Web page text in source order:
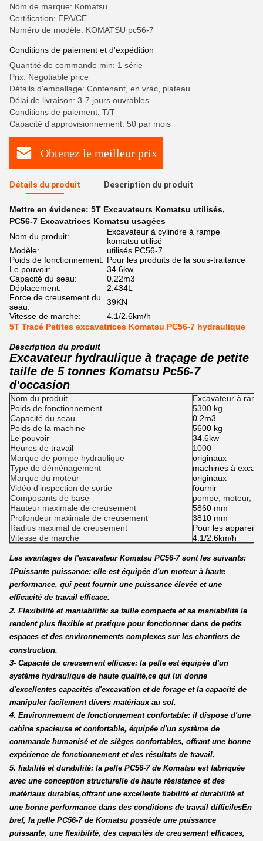
Nom de marque: Komatsu
Certification: EPA/CE
Numéro de modèle: KOMATSU pc56-7
Conditions de paiement et d'expédition
Quantité de commande min: 1 série
Prix: Negotiable price
Détails d'emballage: Contenant, en vrac, plateau
Délai de livraison: 3-7 jours ouvrables
Conditions de paiement: T/T
Capacité d'approvisionnement: 50 par mois
Obtenez le meilleur prix
Détails du produit Description du produit
Mettre en évidence: 5T Excavateurs Komatsu utilisés,
PC56-7 Excavatrices Komatsu usagées
Nom du produit:
Excavateur à cylindre à rampe
komatsu utilisé
Modèle:
utilisés PC56-7
Poids de fonctionnement: Pour les produits de la sous-traitance
Le pouvoir:
34.6kw
Capacité du seau:
0.22m3
Déplacement:
2.434L
Force de creusement du
seau:
39KN
Vitesse de marche:
4.1/2.6km/h
5T Tracé Petites excavatrices Komatsu PC56-7 hydraulique
Description du produit
Excavateur hydraulique à traçage de petite
taille de 5 tonnes Komatsu Pc56-7
d'occasion
Nom du produit
Excavateur à
Poids de fonctionnement
5300 kg
Capacité du seau
0.2m3
Poids de la machine
5600 kg
Le pouvoir
34.6kw
Heures de travail
1000
Marque de pompe hydraulique
originaux
Type de déménagement
machines à
Marque du moteur
originaux
Vidéo d'inspection de sortie
fournir
Composants de base
pompe, moteur,
Hauteur maximale de creusement
5860 mm
Profondeur maximale de creusement
3810 mm
Radius maximal de creusement
Pour les appareils
Vitesse de marche
4.1/2.6km/h
Les avantages de l'excavateur Komatsu PC56-7 sont les suivants:
1Puissante puissance: elle est équipée d'un moteur à haute
performance, qui peut fournir une puissance élevée et une
efficacité de travail efficace.
2. Flexibilité et maniabilité: sa taille compacte et sa maniabilité le
rendent plus flexible et pratique pour fonctionner dans de petits
espaces et des environnements complexes sur les chantiers de
construction.
3- Capacité de creusement efficace: la pelle est équipée d'un
système hydraulique de haute qualité,ce qui lui donne
d'excellentes capacités d'excavation et de forage et la capacité de
manipuler facilement divers matériaux au sol.
4. Environnement de fonctionnement confortable: il dispose d'une
cabine spacieuse et confortable, équipée d'un système de
commande humanisé et de sièges confortables, offrant une bonne
expérience de fonctionnement et des résultats de travail.
5. fiabilité et durabilité: la pelle PC56-7 de Komatsu est fabriquée
avec une conception structurelle de haute résistance et des
matériaux durables,offrant une excellente fiabilité et durabilité et
une bonne performance dans des conditions de travail difficilesEn
bref, la pelle PC56-7 de Komatsu possède une puissance
puissante, une flexibilité, des capacités de creusement efficaces,